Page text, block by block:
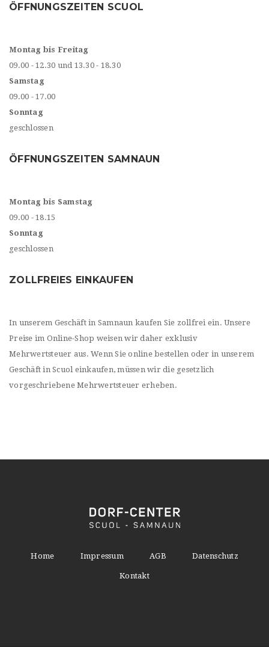
ÖFFNUNGSZEITEN SCUOL
Montag bis Freitag
09.00 - 12.30 und 13.30 - 18.30
Samstag
09.00 - 17.00
Sonntag
geschlossen
ÖFFNUNGSZEITEN SAMNAUN
Montag bis Samstag
09.00 - 18.15
Sonntag
geschlossen
ZOLLFREIES EINKAUFEN
In unserem Geschäft in Samnaun kaufen Sie zollfrei ein. Unsere
Preise im Online-Shop weisen wir daher exklusiv
Mehrwertsteuer aus. Wenn Sie online bestellen oder in unserem
Geschäft in Scuol einkaufen, müssen wir die gesetzlich
vorgeschriebene Mehrwertsteuer erheben.
Home Impressum AGB Datenschutz
Kontakt